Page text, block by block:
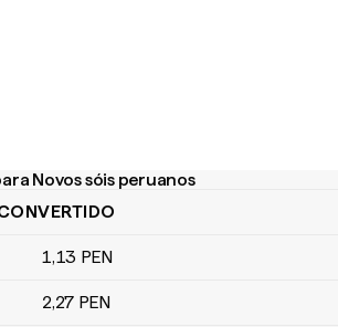
Novos sóis peruanos
Novos sóis peruanos
1,13 PEN
2,27 PEN